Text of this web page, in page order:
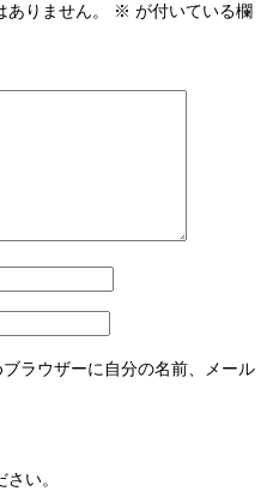
りません。 ※ が付いている欄
ラウザーに自分の名前、メール
い。